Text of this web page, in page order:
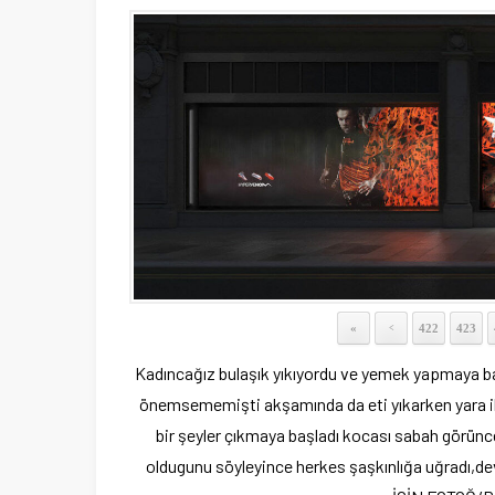
« < 422 423
Kadıncağız bulaşık yıkıyordu ve yemek
önemsememişti akşamında da eti yıkarken
bir şeyler çıkmaya başladı kocası sabah
oldugunu söyleyince herkes şaşkınlığa